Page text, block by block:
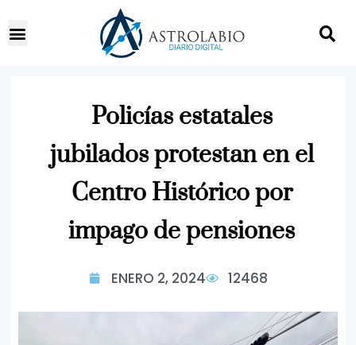
Policías estatales
jubilados protestan en el
Centro Histórico por
impago de pensiones
ENERO 2, 2024 12468